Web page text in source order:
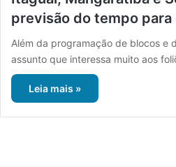
previsão do tempo para
Além da programação de blocos e
assunto que interessa muito aos
Leia mais »